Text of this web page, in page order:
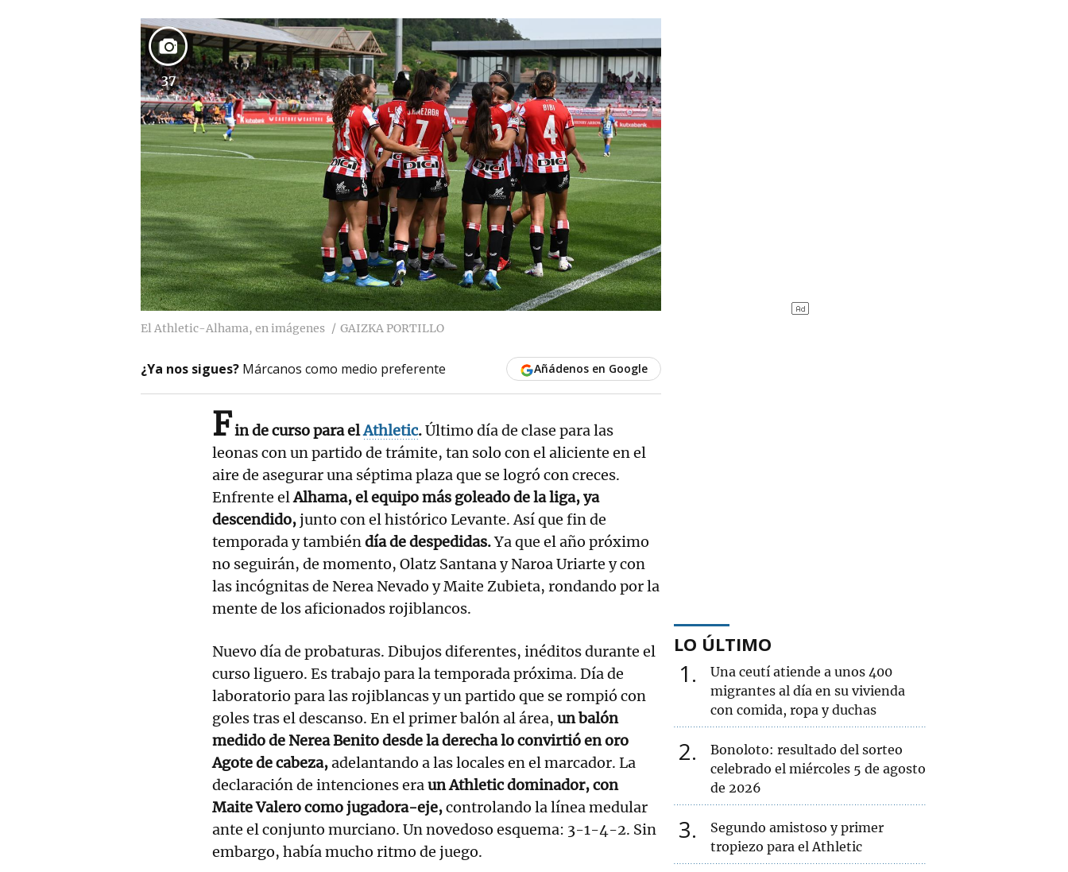
37
El Athletic-Alhama, en imágenes GAIZKA PORTILLO
¿Ya nos sigues? Márcanos como medio preferente Añádenos en Google
Fin de curso para elAthletic.Último día de clase para las
leonas con un partido de trámite, tan solo con el aliciente en el
aire de asegurar una séptima plaza que se logró con creces.
Enfrente elAlhama, el equipo más goleado de la liga, ya
descendido,junto con el histórico Levante. Así que fin de
temporada y tambiéndía de despedidas.Ya que el año próximo
no seguirán, de momento, Olatz Santana y Naroa Uriarte y con
las incógnitas de Nerea Nevado y Maite Zubieta, rondando por la
mente de los aficionados rojiblancos.
Nuevo día de probaturas. Dibujos diferentes, inéditos durante el
curso liguero. Es trabajo para la temporada próxima. Día de
laboratorio para las rojiblancas y un partido que se rompió con
goles tras el descanso. En el primer balón al área, un balón
medido de Nerea Benito desde la derecha lo convirtió en oro
Agote de cabeza,adelantando a las locales en el marcador. La
declaración de intenciones eraun Athletic dominador, con
Maite Valero como jugadora-eje,controlando la línea medular
ante el conjunto murciano. Un novedoso esquema: 3-1-4-2. Sin
embargo, había mucho ritmo de juego.
LO ÚLTIMO
1
Una ceutí atiende a unos 400
migrantes al día en su vivienda
con comida, ropa y duchas
2
Bonoloto: resultado del sorteo
celebrado el miércoles 5 de agosto
de 2026
3
Segundo amistoso y primer
tropiezo para el Athletic